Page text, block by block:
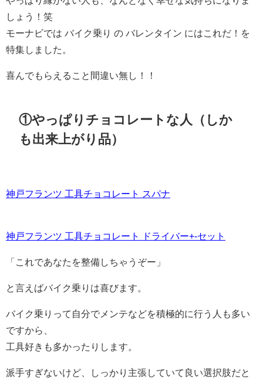
しょう！笑
モーナビでは バイク乗り の バレンタイン にはこれだ！を
特集しました。
喜んでもらえること間違い無し！！
①やっぱりチョコレートな人（しか
も出来上がり品）
神戸フランツ 工具チョコレート スパナ
神戸フランツ 工具チョコレート ドライバー+-セット
「これであなたを整備しちゃうぞー」
と言えばバイク乗りは喜びます。
バイク乗りって自分でメンテなどを積極的に行う人も多い
ですから、
工具好きも多かったりします。
派手すぎないけど、しっかり主張していて良い選択肢だと